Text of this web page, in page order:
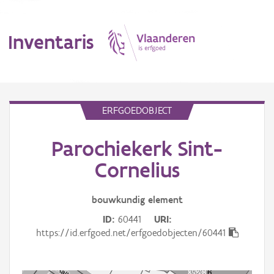
Inventaris
Erfgoedobject
ERFGOEDOBJECT
Parochiekerk Sint-
Cornelius
bouwkundig element
ID 60441
URI
https://id.erfgoed.net/erfgoedobjecten/60441